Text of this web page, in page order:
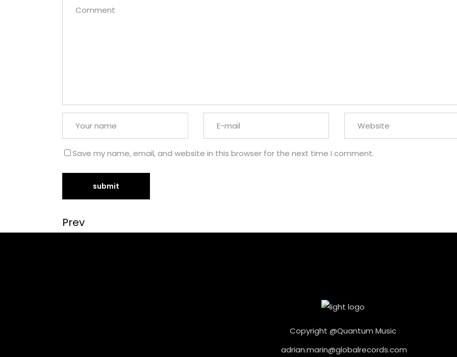
Save my name, email, and website in this browser for the next time I comment.
Prev
Copyright @Quantum Music
adrian.marin@globalrecords.com